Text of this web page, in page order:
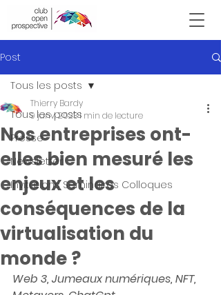
Victor Hugo
Post
Tous les posts
Presse
Newsletter
Invitations Seminaires Colloques
Tous les posts
Nos entreprises ont-
elles bien mesuré les
enjeux et les
conséquences de la
virtualisation du
monde ?
Thierry Bardy
9 janv. 20231 min de lecture
Web 3, Jumeaux numériques, NFT,